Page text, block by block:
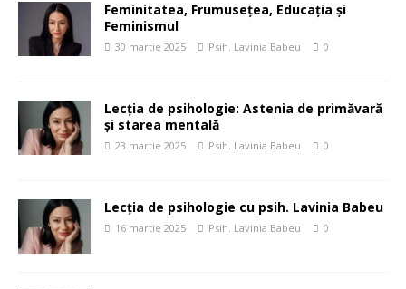
Feminitatea, Frumusețea, Educația și
Feminismul
30 martie 2025 Psih. Lavinia Babeu 0
Lecția de psihologie: Astenia de primăvară
și starea mentală
23 martie 2025 Psih. Lavinia Babeu 0
Lecția de psihologie cu psih. Lavinia Babeu
16 martie 2025 Psih. Lavinia Babeu 0